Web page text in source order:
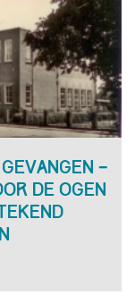
–
de ogen